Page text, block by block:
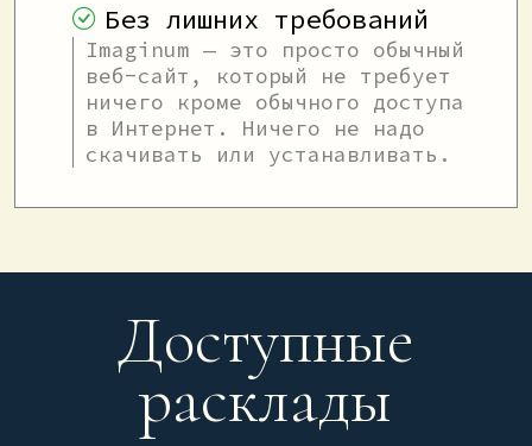
Без лишних требований
Imaginum — это просто обычный
веб-сайт, который не требует
ничего кроме обычного доступа
в Интернет. Ничего не надо
скачивать или устанавливать.
Доступные
расклады